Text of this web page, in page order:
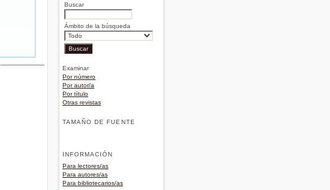
Buscar
Ámbito de la búsqueda
Examinar
Por número
Por autor/a
Por título
Otras revistas
TAMAÑO DE FUENTE
INFORMACIÓN
Para lectores/as
Para autores/as
Para bibliotecarios/as